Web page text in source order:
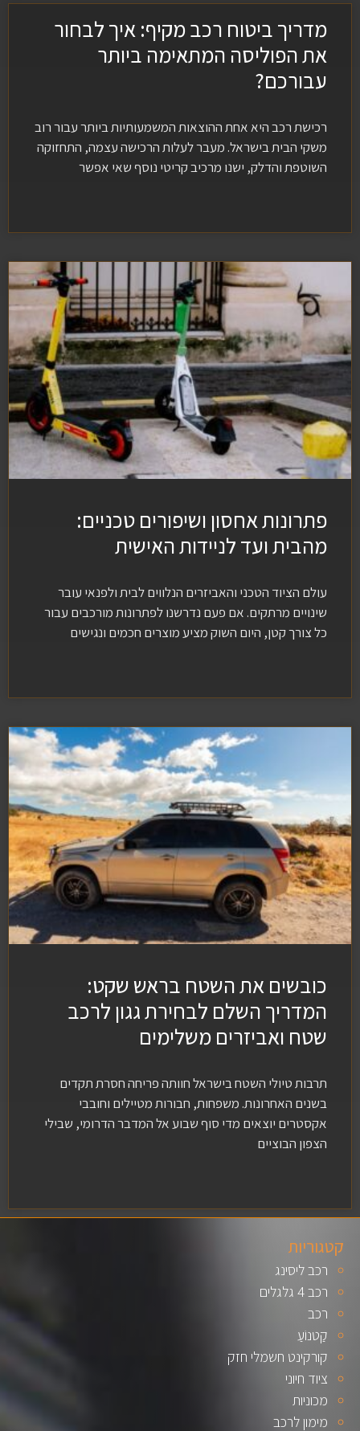
מדריך ביטוח רכב מקיף: איך לבחור
את הפוליסה המתאימה ביותר
עבורכם?
רכישת רכב היא אחת ההוצאות המשמעותיות ביותר עבור רוב
משקי הבית בישראל. מעבר לעלות הרכישה עצמה, התחזוקה
השוטפת והדלק, ישנו מרכיב קריטי נוסף שאי אפשר
פתרונות אחסון ושיפורים טכניים:
מהבית ועד לניידות האישית
עולם הציוד הטכני והאביזרים הנלווים לבית ולפנאי עובר
שינויים מרתקים. אם פעם נדרשנו לפתרונות מורכבים עבור
כל צורך קטן, היום השוק מציע מוצרים חכמים ונגישים
כובשים את השטח בראש שקט:
המדריך השלם לבחירת גגון לרכב
שטח ואביזרים משלימים
תרבות טיולי השטח בישראל חוותה פריחה חסרת תקדים
בשנים האחרונות. משפחות, חבורות מטיילים וחובבי
אקסטרים יוצאים מדי סוף שבוע אל המדבר הדרומי, שבילי
הצפון הבוציים
קטגוריות
רכב ליסינג
רכב 4 גלגלים
רכב
קַטנוֹעַ
קורקינט חשמלי חזק
ציוד חיוני
מכוניות
מימון לרכב